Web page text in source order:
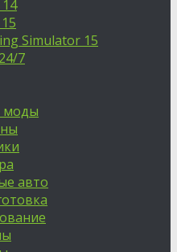
Simulator 15
7
моды
авто